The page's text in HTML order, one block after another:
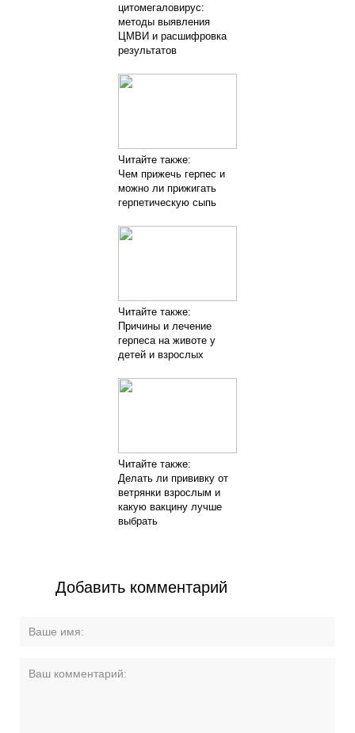
цитомегаловирус:
методы выявления
ЦМВИ и расшифровка
результатов
Читайте также:
Чем прижечь герпес и
можно ли прижигать
герпетическую сыпь
Читайте также:
Причины и лечение
герпеса на животе у
детей и взрослых
Читайте также:
Делать ли прививку от
ветрянки взрослым и
какую вакцину лучше
выбрать
Добавить комментарий